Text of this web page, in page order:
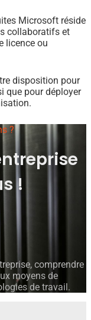
Microsoft réside
collaboratifs et
licence ou
disposition pour
que pour déployer
?
!
comprendre
moyens de
de travail.